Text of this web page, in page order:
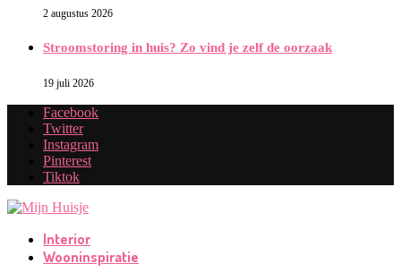
2 augustus 2026
Stroomstoring in huis? Zo vind je zelf de oorzaak
19 juli 2026
Facebook
Twitter
Instagram
Pinterest
Tiktok
Interior
Wooninspiratie